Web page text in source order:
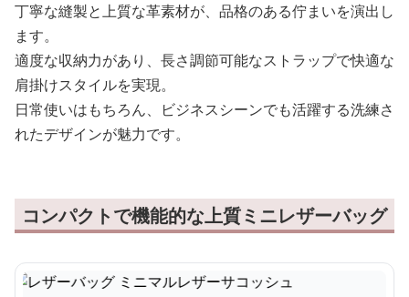
丁寧な縫製と上質な革素材が、品格のある佇まいを演出し
ます。
適度な収納力があり、長さ調節可能なストラップで快適な
肩掛けスタイルを実現。
日常使いはもちろん、ビジネスシーンでも活躍する洗練さ
れたデザインが魅力です。
コンパクトで機能的な上質ミニレザーバッグ